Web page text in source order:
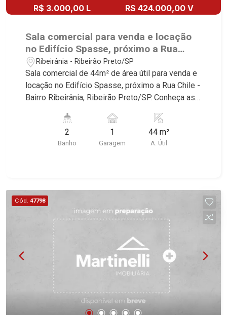
R$ 3.000,00 L R$ 424.000,00 V
Sala comercial para venda e locação
no Edifício Spasse, próximo a Rua
Chile - Ribeirão Preto/SP.
Ribeirânia - Ribeirão Preto/SP
Sala comercial de 44m² de área útil para venda e
locação no Edifício Spasse, próximo a Rua Chile -
Bairro Ribeirânia, Ribeirão Preto/SP. Conheça as
Imobiliária selecionou para você: - 44m² de área
útil - Sala com ar-condicionado - WCs masculino
e feminino - Copa - 1 vaga Martinelli Imobiliária,
Boa Vista | Ribeirão Preto.
2
Banho
1
Garagem
44 m²
A. Útil
Cód. 47798